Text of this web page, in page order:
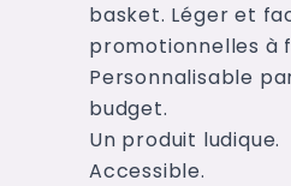
basket. Léger et
promotionnelles à
Personnalisable
budget.
Un produit ludique.
Accessible.